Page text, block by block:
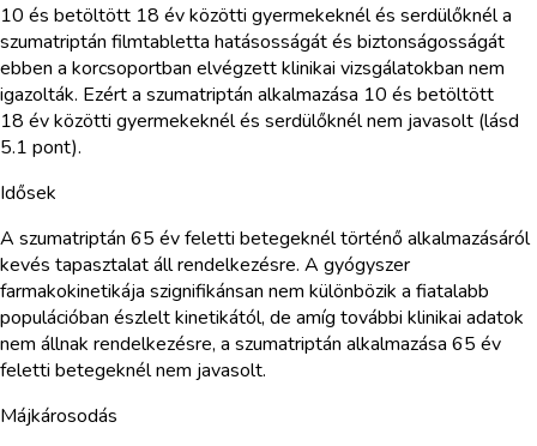
10 és betöltött 18 év közötti gyermekeknél és serdülőknél a
szumatriptán filmtabletta hatásosságát és biztonságosságát
ebben a korcsoportban elvégzett klinikai vizsgálatokban nem
igazolták. Ezért a szumatriptán alkalmazása 10 és betöltött
18 év közötti gyermekeknél és serdülőknél nem javasolt (lásd
5.1 pont).
Idősek
A szumatriptán 65 év feletti betegeknél történő alkalmazásáról
kevés tapasztalat áll rendelkezésre. A gyógyszer
farmakokinetikája szignifikánsan nem különbözik a fiatalabb
populációban észlelt kinetikától, de amíg további klinikai adatok
nem állnak rendelkezésre, a szumatriptán alkalmazása 65 év
feletti betegeknél nem javasolt.
Májkárosodás